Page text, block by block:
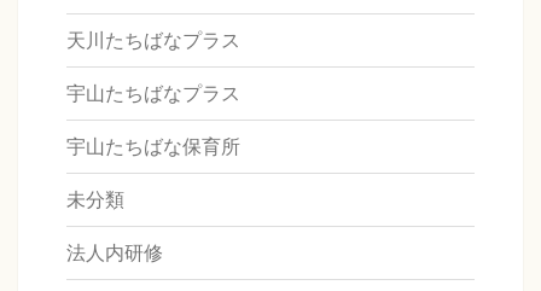
天川たちばなプラス
宇山たちばなプラス
宇山たちばな保育所
未分類
法人内研修